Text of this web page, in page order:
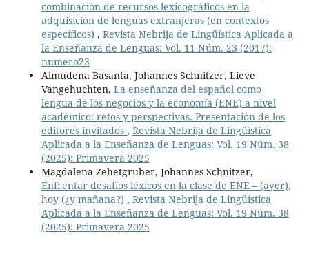
combinación de recursos lexicográficos en la
adquisición de lenguas extranjeras (en contextos
específicos) , Revista Nebrija de Lingüística Aplicada a
la Enseñanza de Lenguas: Vol. 11 Núm. 23 (2017):
numero23
Almudena Basanta, Johannes Schnitzer, Lieve
Vangehuchten, La enseñanza del español como
lengua de los negocios y la economía (ENE) a nivel
académico: retos y perspectivas. Presentación de los
editores invitados , Revista Nebrija de Lingüística
Aplicada a la Enseñanza de Lenguas: Vol. 19 Núm. 38
(2025): Primavera 2025
Magdalena Zehetgruber, Johannes Schnitzer,
Enfrentar desafíos léxicos en la clase de ENE – (ayer),
hoy (¿y mañana?) , Revista Nebrija de Lingüística
Aplicada a la Enseñanza de Lenguas: Vol. 19 Núm. 38
(2025): Primavera 2025